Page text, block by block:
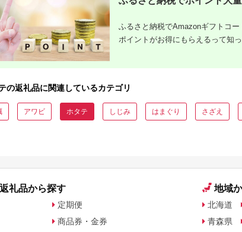
ふるさと
ング｜高
ドコモが手掛ける「dショッ
ピングふるさと納税百選」
ふるさと納税でAmazonギフトコー
ポイントがお得にもらえるって知
の返礼品に関連しているカテゴリ
アワビ ホタテ しじみ はまぐり さざえ
礼品から探す
定期便
商品券・金券
地域
北海道
青森県